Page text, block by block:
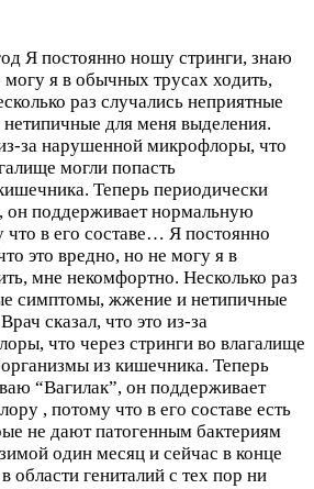
Я постоянно ношу стринги, знаю
могу я в обычных трусах ходить,
раз случались неприятные
для меня выделения.
за нарушенной микрофлоры, что
могли попасть
Теперь периодически
он поддерживает нормальную
в его составе… Я постоянно
это вредно, но не могу я в
мне некомфортно. Несколько раз
симптомы, жжение и нетипичные
сказал, что это из-за
что через стринги во влагалище
из кишечника. Теперь
“Вагилак”, он поддерживает
, потому что в его составе есть
не дают патогенным бактериям
один месяц и сейчас в конце
области гениталий с тех пор ни